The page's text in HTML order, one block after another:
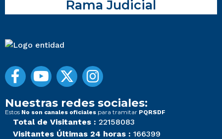
Rama Judicial
Nuestras redes sociales:
Estos No son canales oficiales para tramitar PQRSDF
Total de Visitantes : 22158083
Visitantes Últimas 24 horas : 166399